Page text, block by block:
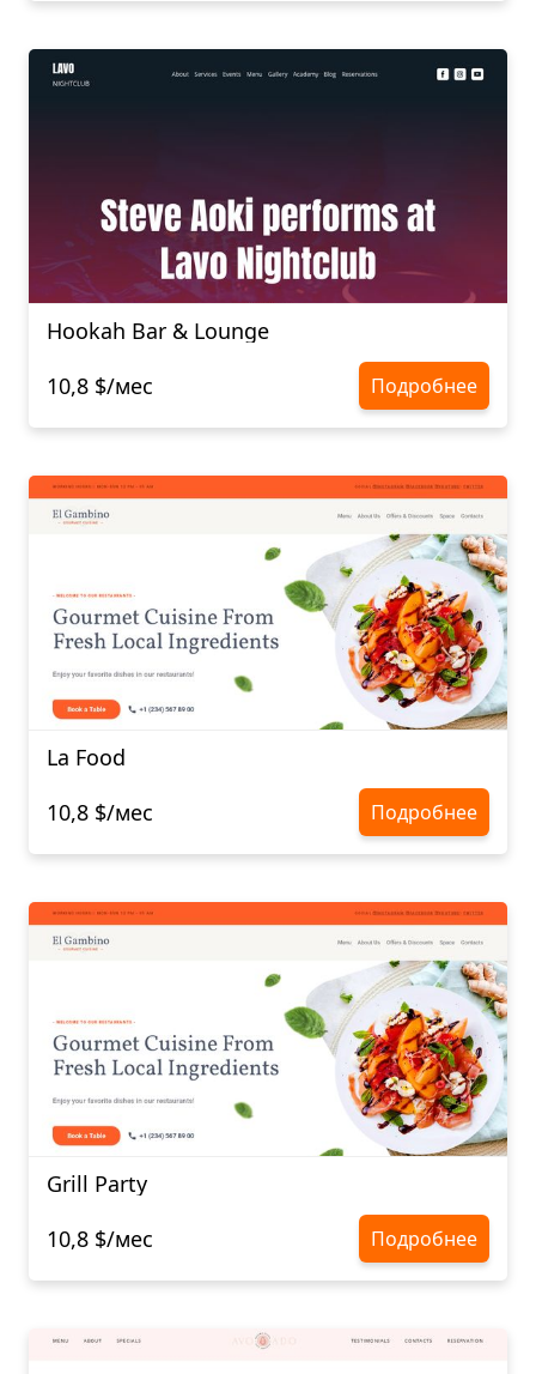
Hookah Bar & Lounge
10,8 $/мес
Подробнее
La Food
10,8 $/мес
Подробнее
Grill Party
10,8 $/мес
Подробнее